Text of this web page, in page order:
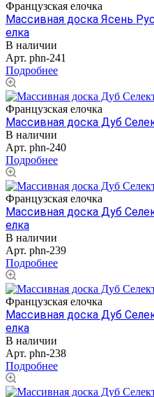
Французская елочка
Массивная доска Ясень
елка
В наличии
Арт. phn-241
Подробнее
Французская елочка
Массивная доска Дуб
В наличии
Арт. phn-240
Подробнее
Французская елочка
Массивная доска Дуб
елка
В наличии
Арт. phn-239
Подробнее
Французская елочка
Массивная доска Дуб
елка
В наличии
Арт. phn-238
Подробнее